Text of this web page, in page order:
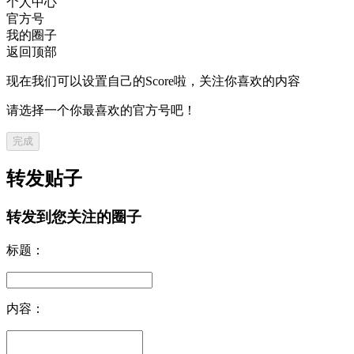
官方号
我的圈子
返回顶部
现在我们可以设置自己的Score啦，关注你喜欢的内容
请选择一个你最喜欢的官方号吧！
完成
转发贴子
转发到您关注的圈子
标题：
内容：